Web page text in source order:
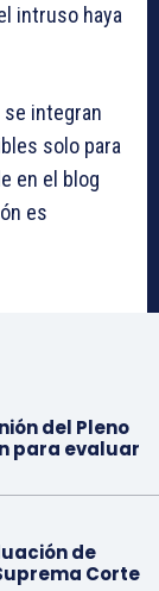
intruso haya
se integran
solo para
en el blog
es
del Pleno
para evaluar
de
Corte